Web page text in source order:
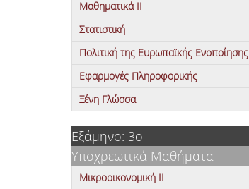
Μαθηματικά ΙΙ
Στατιστική
Πολιτική της Ευρωπαϊκής Ενοποίησης
Εφαρμογές Πληροφορικής
Ξένη Γλώσσα
Εξάμηνο: 3ο
Υποχρεωτικά Μαθήματα
Μικροοικονομική ΙΙ